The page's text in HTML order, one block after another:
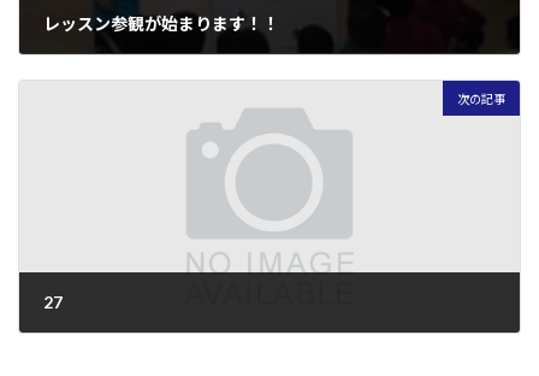
レッスン参観が始まります！！
次の記事
27